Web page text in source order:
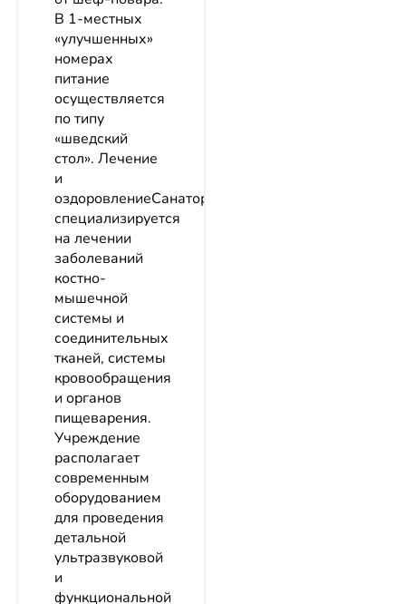
В 1-местных
«улучшенных»
номерах
питание
осуществляется
по типу
«шведский
стол». Лечение
и
оздоровлениеСанаторий
специализируется
на лечении
заболеваний
костно-
мышечной
системы и
соединительных
тканей, системы
кровообращения
и органов
пищеварения.
Учреждение
располагает
современным
оборудованием
для проведения
детальной
ультразвуковой
и
функциональной